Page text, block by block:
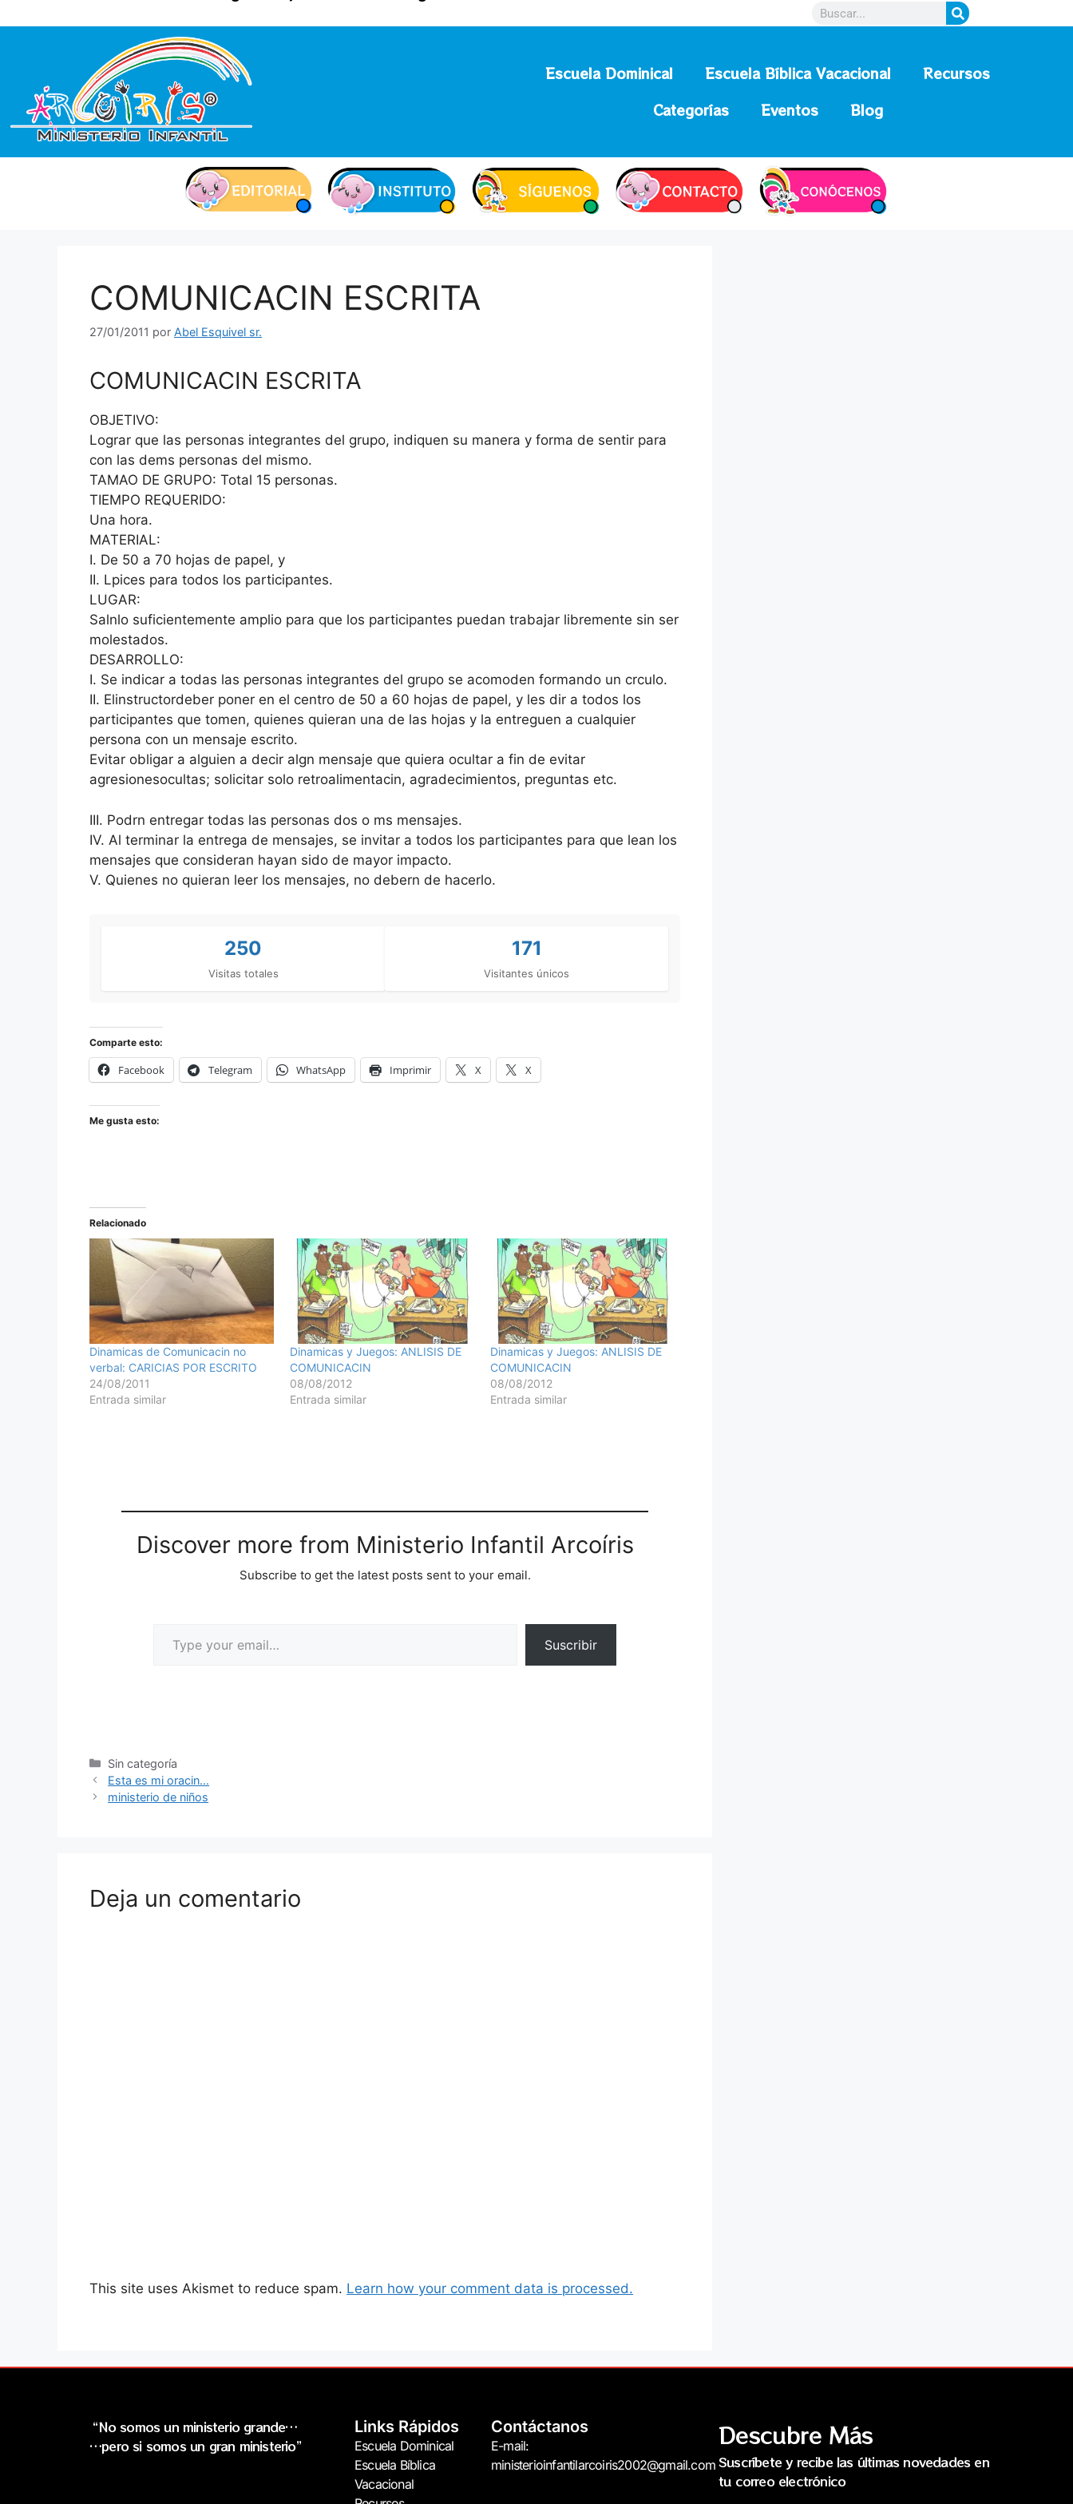
Escuela Dominical Escuela Bíblica Vacacional
Recursos
Categorías
Eventos Blog
COMUNICACIN ESCRITA
27/01/2011 por Abel Esquivel sr.
COMUNICACIN ESCRITA
OBJETIVO:
Lograr que las personas integrantes del grupo, indiquen su manera y forma de sentir para
con las dems personas del mismo.
TAMAO DE GRUPO: Total 15 personas.
TIEMPO REQUERIDO:
Una hora.
MATERIAL:
I. De 50 a 70 hojas de papel, y
II. Lpices para todos los participantes.
LUGAR:
Salnlo suficientemente amplio para que los participantes puedan trabajar libremente sin ser
molestados.
DESARROLLO:
I. Se indicar a todas las personas integrantes del grupo se acomoden formando un crculo.
II. Elinstructordeber poner en el centro de 50 a 60 hojas de papel, y les dir a todos los
participantes que tomen, quienes quieran una de las hojas y la entreguen a cualquier
persona con un mensaje escrito.
Evitar obligar a alguien a decir algn mensaje que quiera ocultar a fin de evitar
agresionesocultas; solicitar solo retroalimentacin, agradecimientos, preguntas etc.
III. Podrn entregar todas las personas dos o ms mensajes.
IV. Al terminar la entrega de mensajes, se invitar a todos los participantes para que lean los
mensajes que consideran hayan sido de mayor impacto.
V. Quienes no quieran leer los mensajes, no debern de hacerlo.
250
Visitas totales
171
Visitantes únicos
Comparte esto:
Facebook Telegram WhatsApp Imprimir X X
Me gusta esto:
Relacionado
Dinamicas de Comunicacin no
verbal: CARICIAS POR ESCRITO
24/08/2011
Entrada similar
Dinamicas y Juegos: ANLISIS DE
COMUNICACIN
08/08/2012
Entrada similar
Dinamicas y Juegos: ANLISIS DE
COMUNICACIN
08/08/2012
Entrada similar
Discover more from Ministerio Infantil Arcoíris
Subscribe to get the latest posts sent to your email.
Suscribir
Sin categoría
Esta es mi oracin…
ministerio de niños
Deja un comentario
This site uses Akismet to reduce spam. Learn how your comment data is processed.
“No somos un ministerio grande…
…pero si somos un gran ministerio”
Links Rápidos
Escuela Dominical
Escuela Bíblica
Vacacional
Contáctanos
E-mail:
ministerioinfantilarcoiris2002@gmail.com
Descubre Más
Suscríbete y recibe las últimas novedades en
tu correo electrónico